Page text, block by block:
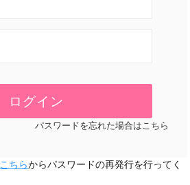
パスワードを忘れた場合はこちら
こちらからパスワードの再発行を行ってく